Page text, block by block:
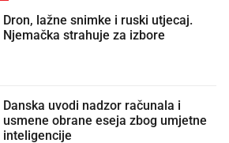
Dron, lažne snimke i ruski utjecaj.
Njemačka strahuje za izbore
Danska uvodi nadzor računala i
usmene obrane eseja zbog umjetne
inteligencije